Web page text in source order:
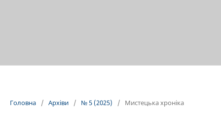
Головна / Архіви / № 5 (2025) / Мистецька хроніка